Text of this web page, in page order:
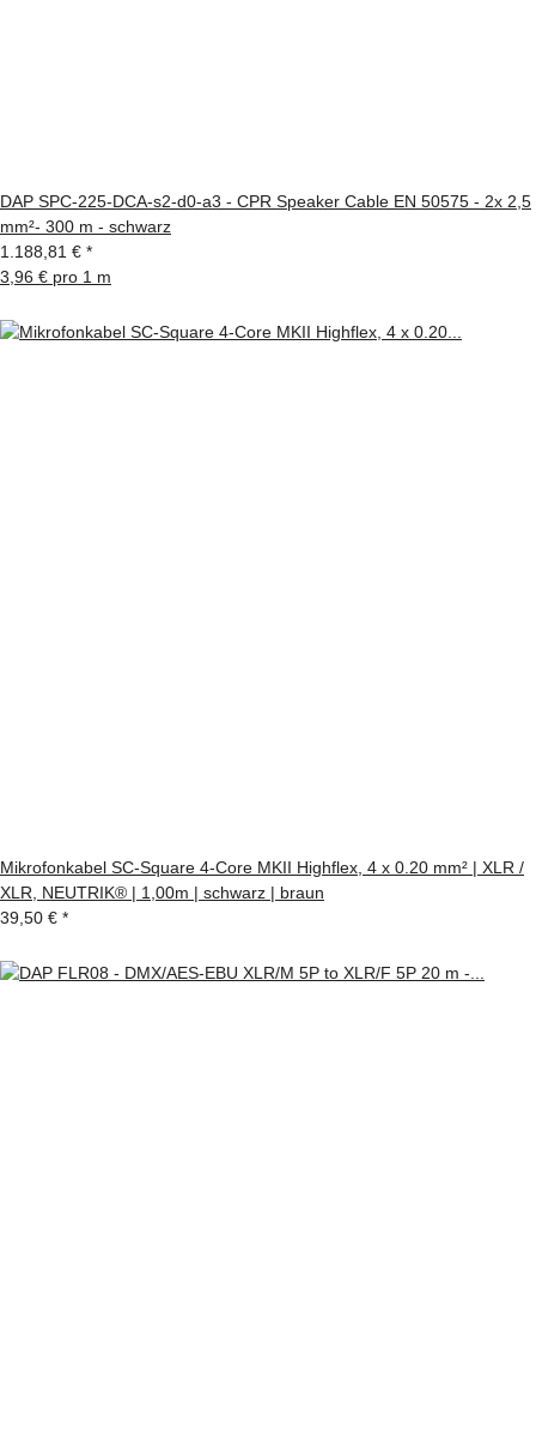
DAP SPC-225-DCA-s2-d0-a3 - CPR Speaker Cable EN 50575 - 2x 2,5
mm²- 300 m - schwarz
1.188,81 € *
3,96 € pro 1 m
Mikrofonkabel SC-Square 4-Core MKII Highflex, 4 x 0.20 mm² | XLR /
XLR, NEUTRIK® | 1,00m | schwarz | braun
39,50 € *